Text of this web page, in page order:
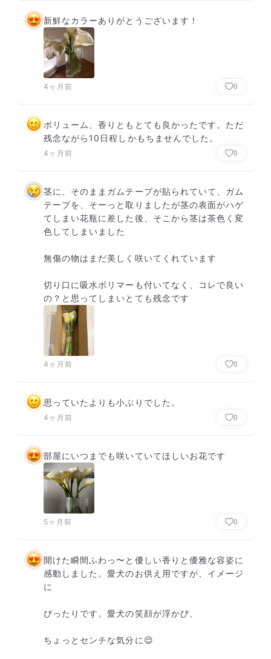
新鮮なカラーありがとうございます！
4ヶ月前 0
ボリューム、香りともとても良かったです。ただ
残念ながら10日程しかもちませんでした。
4ヶ月前 0
茎に、そのままガムテープが貼られていて、ガム
テープを、そーっと取りましたが茎の表面がハゲ
てしまい花瓶に差した後、そこから茎は茶色く変
色してしまいました
無傷の物はまだ美しく咲いてくれています
切り口に吸水ポリマーも付いてなく、コレで良い
の？と思ってしまいとても残念です
4ヶ月前 0
思っていたよりも小ぶりでした。
4ヶ月前 0
部屋にいつまでも咲いていてほしいお花です
5ヶ月前 0
開けた瞬間ふわっ〜と優しい香りと優雅な容姿に
感動しました。愛犬のお供え用ですが、イメージ
に
ぴったりです。愛犬の笑顔が浮かび、
ちょっとセンチな気分に😌